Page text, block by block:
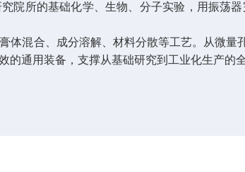
院所的基础化学、生物、分子实验，用振荡
体混合、成分溶解、材料分散等工艺。从微
通用装备，支撑从基础研究到工业化生产的全